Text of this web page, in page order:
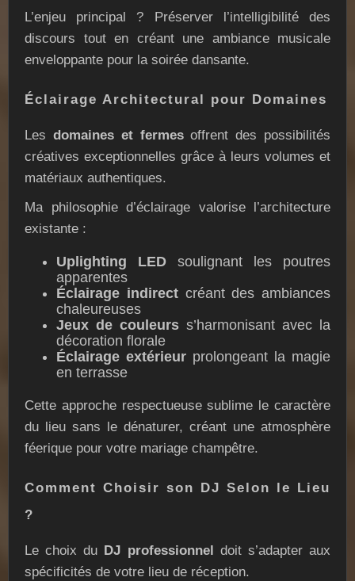
L’enjeu principal ? Préserver l’intelligibilité des
discours tout en créant une ambiance musicale
enveloppante pour la soirée dansante.
Éclairage Architectural pour Domaines
Les domaines et fermesoffrent des possibilités
créatives exceptionnelles grâce à leurs volumes et
matériaux authentiques.
Ma philosophie d’éclairage valorise l’architecture
existante :
Uplighting LED soulignant les poutres
apparentes
Éclairage indirectcréant des ambiances
chaleureuses
Jeux de couleurs s’harmonisant avec la
décoration florale
Éclairage extérieur prolongeant la magie
en terrasse
Cette approche respectueuse sublime le caractère
du lieu sans le dénaturer, créant une atmosphère
féerique pour votre mariage champêtre.
Comment Choisir son DJ Selon le Lieu
?
Le choix du DJ professionnel
doit s’adapter aux
spécificités de votre lieu de réception.